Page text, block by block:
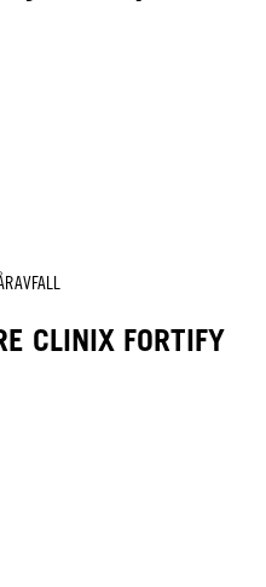
CLINIX FORTIFY